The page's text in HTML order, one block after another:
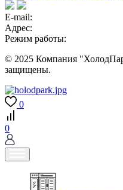
E-mail:
Адрес:
Режим работы:
© 2025 Компания
защищены.
0
0